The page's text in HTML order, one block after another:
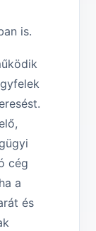
is.
cég
a
és